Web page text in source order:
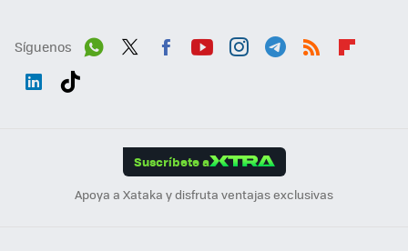
Síguenos
Suscríbete a
Apoya a Xataka y disfruta ventajas exclusivas